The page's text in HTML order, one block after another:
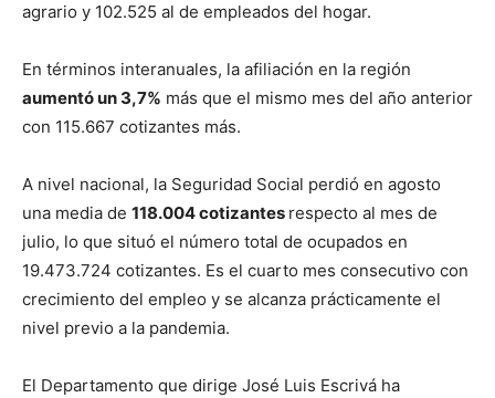
agrario y 102.525 al de empleados del hogar.
En términos interanuales, la afiliación en la región
aumentó un 3,7% más que el mismo mes del año anterior
con 115.667 cotizantes más.
A nivel nacional, la Seguridad Social perdió en agosto
una media de 118.004 cotizantes respecto al mes de
julio, lo que situó el número total de ocupados en
19.473.724 cotizantes. Es el cuarto mes consecutivo con
crecimiento del empleo y se alcanza prácticamente el
nivel previo a la pandemia.
El Departamento que dirige José Luis Escrivá ha